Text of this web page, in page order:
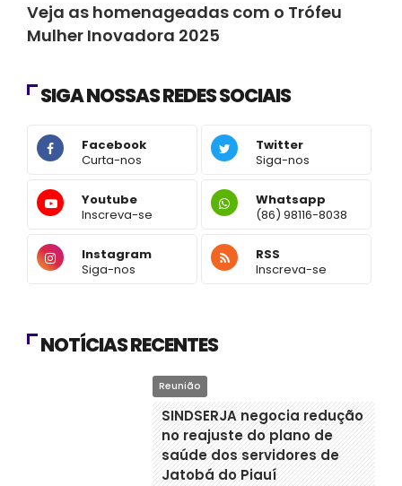
Veja as homenageadas com o Trófeu
Mulher Inovadora 2025
SIGA NOSSAS REDES SOCIAIS
Facebook
Curta-nos
Twitter
Siga-nos
Youtube
Inscreva-se
Whatsapp
(86) 98116-8038
Instagram
Siga-nos
RSS
Inscreva-se
NOTÍCIAS RECENTES
Reunião
SINDSERJA negocia redução
no reajuste do plano de
saúde dos servidores de
Jatobá do Piauí